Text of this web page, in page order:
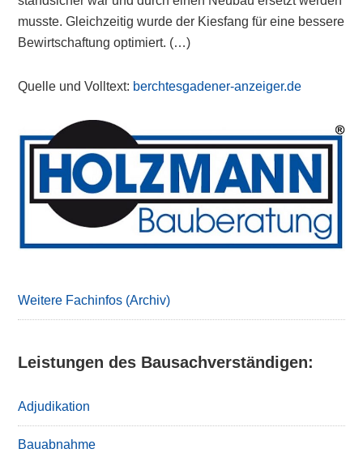
musste. Gleichzeitig wurde der Kiesfang für eine bessere
Bewirtschaftung optimiert. (…)
Quelle und Volltext: berchtesgadener-anzeiger.de
Primary
Sidebar
Weitere Fachinfos (Archiv)
Leistungen des Bausachverständigen:
Adjudikation
Bauabnahme